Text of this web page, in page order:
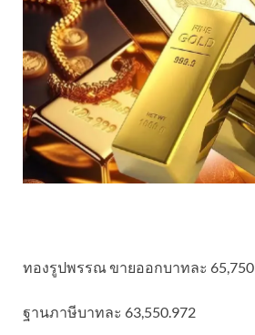
ทองรูปพรรณ ขายออกบาทละ 65,750
ฐานภาษีบาทละ 63,550.972